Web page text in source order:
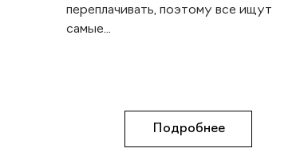
переплачивать, поэтому все ищут
самые...
Подробнее